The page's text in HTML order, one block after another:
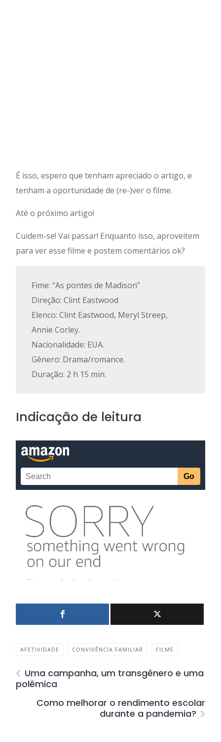
É isso, espero que tenham apreciado o artigo, e
tenham a oportunidade de (re-)ver o filme.
Até o próximo artigo!
Cuidem-se! Vai passar! Enquanto isso, aproveitem
para ver esse filme e postem comentários ok?
Fime: “As pontes de Madison”
Direção: Clint Eastwood
Elenco: Clint Eastwood, Meryl Streep,
Annie Corley.
Nacionalidade: EUA.
Gênero: Drama/romance.
Duração: 2 h 15 min.
Indicação de leitura
AFETIVIDADE CONVIVÊNCIA FAMILIAR FILME
Uma campanha, um transgênero e uma
polêmica
Como melhorar o rendimento escolar
durante a pandemia?